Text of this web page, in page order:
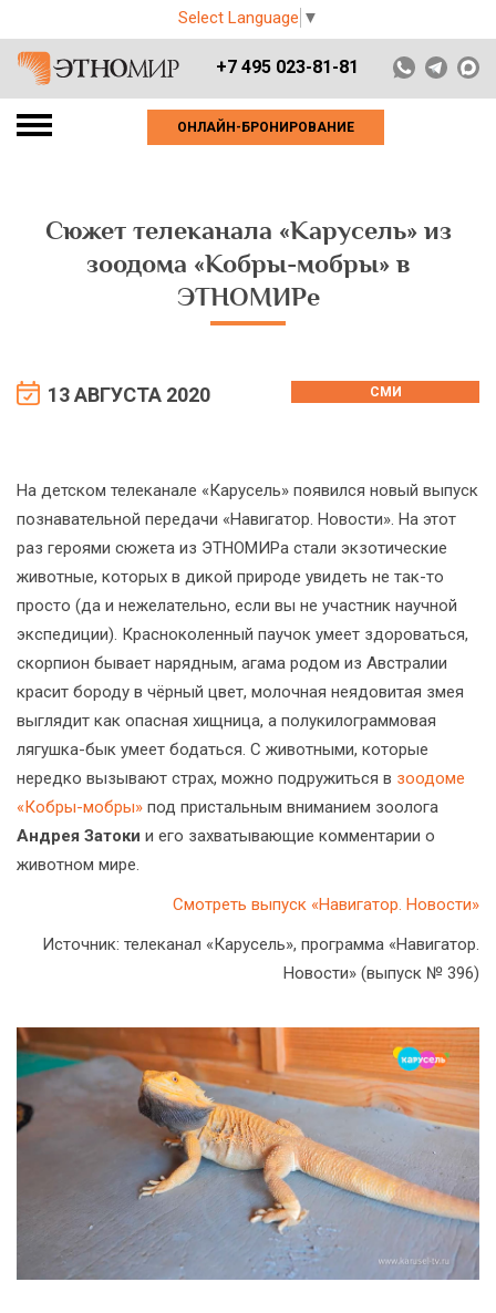
Select Language ▼
+7 495 023-81-81
ОНЛАЙН-БРОНИРОВАНИЕ
Сюжет телеканала «Карусель» из
зоодома «Кобры-мобры» в
ЭТНОМИРе
13 АВГУСТА 2020 СМИ
На детском телеканале «Карусель» появился новый выпуск
познавательной передачи «Навигатор. Новости». На этот
раз героями сюжета из ЭТНОМИРа стали экзотические
животные, которых в дикой природе увидеть не так-то
просто (да и нежелательно, если вы не участник научной
экспедиции). Красноколенный паучок умеет здороваться,
скорпион бывает нарядным, агама родом из Австралии
красит бороду в чёрный цвет, молочная неядовитая змея
выглядит как опасная хищница, а полукилограммовая
лягушка-бык умеет бодаться. С животными, которые
нередко вызывают страх, можно подружиться в зоодоме
«Кобры-мобры» под пристальным вниманием зоолога
Андрея Затоки и его захватывающие комментарии о
животном мире.
Смотреть выпуск «Навигатор. Новости»
Источник: телеканал «Карусель», программа «Навигатор.
Новости» (выпуск № 396)